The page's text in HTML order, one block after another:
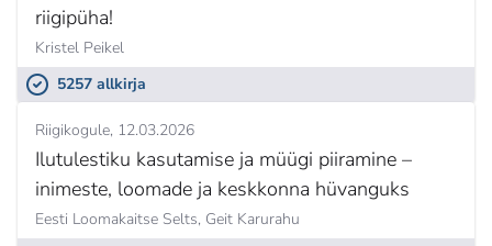
riigipüha!
Kristel Peikel
5257 allkirja
Riigikogule 12.03.2026
Ilutulestiku kasutamise ja müügi piiramine –
inimeste, loomade ja keskkonna hüvanguks
Eesti Loomakaitse Selts, Geit Karurahu